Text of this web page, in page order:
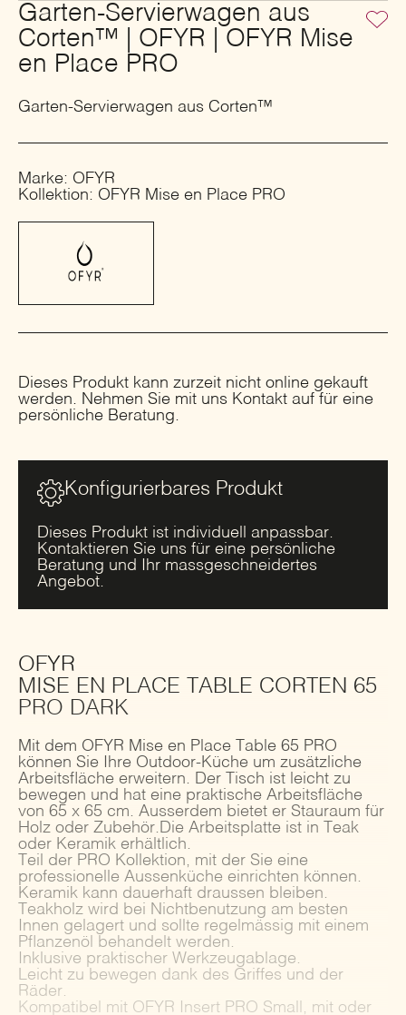
Garten-Servierwagen aus
Corten™ | OFYR | OFYR Mise
en Place PRO
Garten-Servierwagen aus Corten™
Marke: OFYR
Kollektion: OFYR Mise en Place PRO
Dieses Produkt kann zurzeit nicht online gekauft
werden. Nehmen Sie mit uns Kontakt auf für eine
persönliche Beratung.
Konfigurierbares Produkt
Dieses Produkt ist individuell anpassbar.
Kontaktieren Sie uns für eine persönliche
Beratung und Ihr massgeschneidertes
Angebot.
OFYR
MISE EN PLACE TABLE CORTEN 65
PRO DARK
Mit dem OFYR Mise en Place Table 65 PRO
können Sie Ihre Outdoor-Küche um zusätzliche
Arbeitsfläche erweitern. Der Tisch ist leicht zu
bewegen und hat eine praktische Arbeitsfläche
von 65 x 65 cm. Ausserdem bietet er Stauraum für
Holz oder Zubehör.Die Arbeitsplatte ist in Teak
oder Keramik erhältlich.
Teil der PRO Kollektion, mit der Sie eine
professionelle Aussenküche einrichten können.
Keramik kann dauerhaft draussen bleiben.
Teakholz wird bei Nichtbenutzung am besten
Innen gelagert und sollte regelmässig mit einem
Pflanzenöl behandelt werden.
Inklusive praktischer Werkzeugablage.
Leicht zu bewegen dank des Griffes und der
Räder.
Kompatibel mit OFYR Insert PRO Small, mit oder